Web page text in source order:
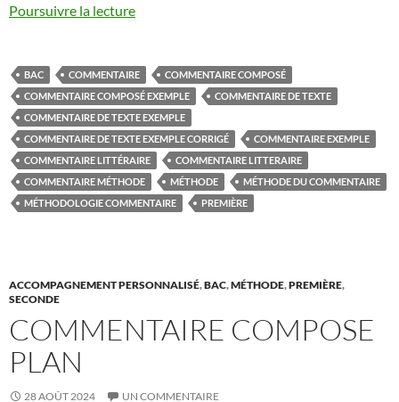
Poursuivre la lecture
BAC COMMENTAIRE
COMMENTAIRE COMPOSÉ
COMMENTAIRE COMPOSÉ EXEMPLE
COMMENTAIRE DE TEXTE
COMMENTAIRE DE TEXTE EXEMPLE
COMMENTAIRE DE TEXTE EXEMPLE CORRIGÉ
COMMENTAIRE EXEMPLE
COMMENTAIRE LITTÉRAIRE
COMMENTAIRE LITTERAIRE
COMMENTAIRE MÉTHODE
MÉTHODE
MÉTHODE DU COMMENTAIRE
MÉTHODOLOGIE COMMENTAIRE
PREMIÈRE
ACCOMPAGNEMENT PERSONNALISÉ,BAC,MÉTHODE,PREMIÈRE,
SECONDE
COMMENTAIRE COMPOSE
PLAN
28 AOÛT 2024 UN COMMENTAIRE